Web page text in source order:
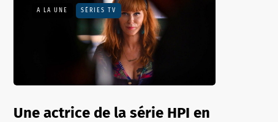
A LA UNE SÉRIES TV
Une actrice de la série HPI en